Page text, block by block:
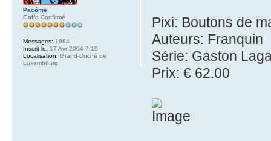
Pixi: Boutons de
Auteurs: Franquin
Série: Gaston
Prix: € 62.00
Pacôme
Gaffo Confirmé
Messages: 1984
Inscrit le: 17 Avr 2004 7:19
Localisation: Grand-Duché de
Luxembourg